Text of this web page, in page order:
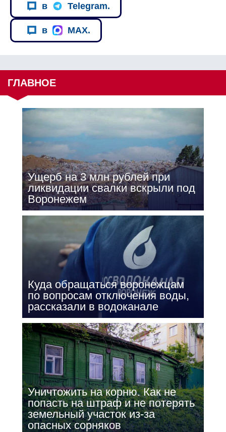
в Telegram.
в MAX.
ГЛАВНОЕ
Ущерб на 3 млн рублей при
ликвидации свалки вскрыли под
Воронежем
Куда обращаться воронежцам
по вопросам отключения воды,
рассказали в водоканале
Уничтожить на корню. Как не
попасть на штраф и не потерять
земельный участок из-за
опасных сорняков